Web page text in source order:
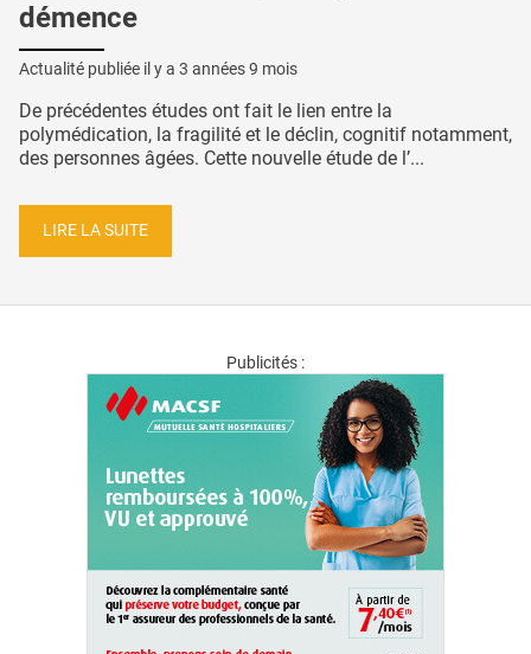
démence
Actualité publiée il y a 3 années 9 mois
De précédentes études ont fait le lien entre la
polymédication, la fragilité et le déclin, cognitif notamment,
des personnes âgées. Cette nouvelle étude de l’...
LIRE LA SUITE
Publicités :